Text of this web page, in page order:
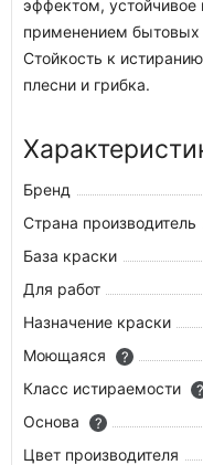
эффектом,
применением
Стойкость к
плесни и грибка.
Бренд
Страна производитель
База краски
Для работ
Назначение краски
Моющаяся
?
Класс истираемости
?
Основа
?
Цвет производителя